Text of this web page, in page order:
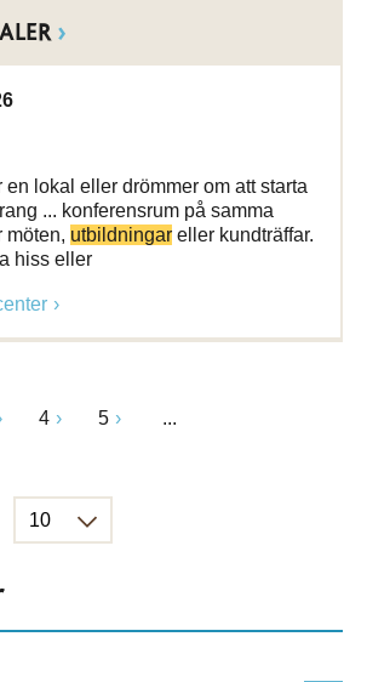
lokal eller drömmer om att starta
... konferensrum på samma
möten, utbildningar eller kundträffar.
hiss eller
4 5 ...